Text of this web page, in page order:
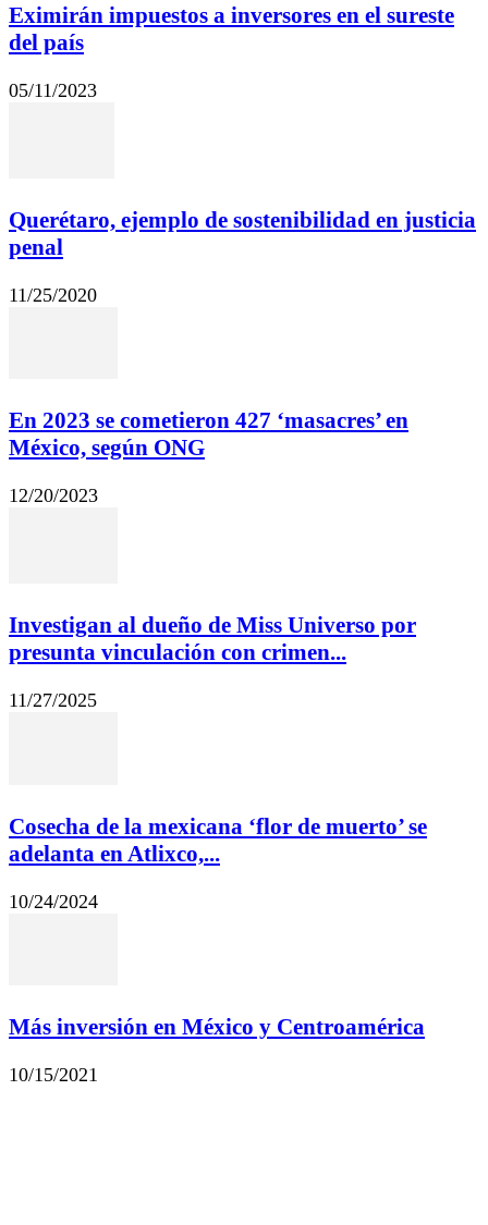
Eximirán impuestos a inversores en el sureste
del país
05/11/2023
Querétaro, ejemplo de sostenibilidad en justicia
penal
11/25/2020
En 2023 se cometieron 427 ‘masacres’ en
México, según ONG
12/20/2023
Investigan al dueño de Miss Universo por
presunta vinculación con crimen...
11/27/2025
Cosecha de la mexicana ‘flor de muerto’ se
adelanta en Atlixco,...
10/24/2024
Más inversión en México y Centroamérica
10/15/2021